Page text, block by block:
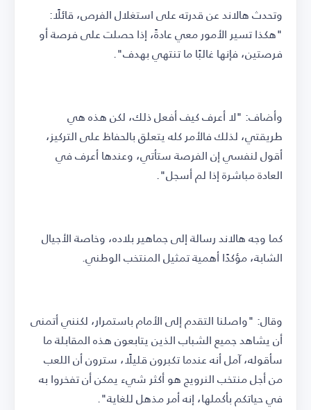
وتحدث هالاند عن قدرته على استغلال الفرص، قائلًا:
"هكذا تسير الأمور معي عادةً، إذا حصلت على فرصة أو
فرصتين، فإنها غالبًا ما تنتهي بهدف".
وأضاف: "لا أعرف كيف أفعل ذلك، لكن هذه هي
طريقتي، لذلك فالأمر كله يتعلق بالحفاظ على التركيز،
أقول لنفسي إن الفرصة ستأتي، وعندها أعرف في
العادة مباشرة إذا لم أسجل".
كما وجه هالاند رسالة إلى جماهير بلاده، وخاصة الأجيال
الشابة، مؤكدًا أهمية تمثيل المنتخب الوطني.
وقال: "واصلنا التقدم إلى الأمام باستمرار، لكنني أتمنى
أن يشاهد جميع الشباب الذين يتابعون هذه المقابلة ما
سأقوله، آمل أنه عندما تكبرون قليلًا، سترون أن اللعب
من أجل منتخب النرويج هو أكثر شيء يمكن أن تفخروا به
في حياتكم بأكملها، إنه أمر مذهل للغاية".